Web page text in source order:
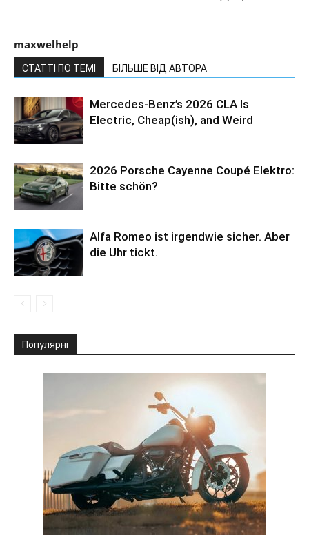
maxwelhelp
СТАТТІ ПО ТЕМІ БІЛЬШЕ ВІД АВТОРА
Mercedes-Benz’s 2026 CLA Is
Electric, Cheap(ish), and Weird
2026 Porsche Cayenne Coupé Elektro:
Bitte schön?
Alfa Romeo ist irgendwie sicher. Aber
die Uhr tickt.
Популярні